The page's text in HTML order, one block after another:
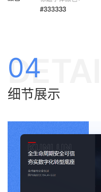
04
DETAIL
细节展示